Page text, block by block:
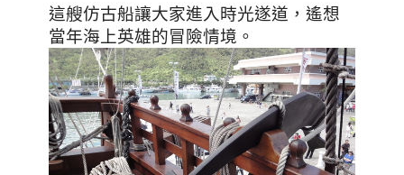
這艘仿古船讓大家進入時光遂道 ， 遙想
當年海上英雄的冒險情境。